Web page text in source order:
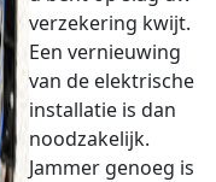
verzekering kwijt.
Een vernieuwing
van de elektrische
installatie is dan
noodzakelijk.
Jammer genoeg is